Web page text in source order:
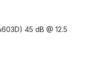
45 dB @ 12.5